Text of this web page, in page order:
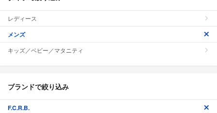
レディース
メンズ
キッズ／ベビー／マタニティ
ブランドで絞り込み
F.C.R.B.